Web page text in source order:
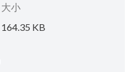
大小
164.35 KB